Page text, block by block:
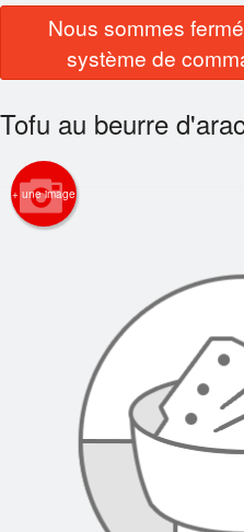
Commander en ligne
Emplacement
Français
Connection
Nous sommes
système de
Tofu au beurre
+ une image